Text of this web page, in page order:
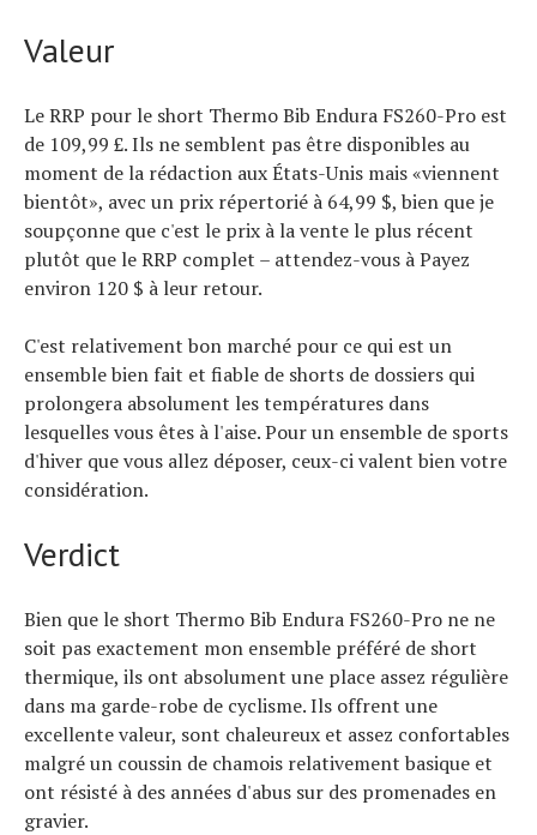
Valeur
Le RRP pour le short Thermo Bib Endura FS260-Pro est
de 109,99 £. Ils ne semblent pas être disponibles au
moment de la rédaction aux États-Unis mais «viennent
bientôt», avec un prix répertorié à 64,99 $, bien que je
soupçonne que c'est le prix à la vente le plus récent
plutôt que le RRP complet – attendez-vous à Payez
environ 120 $ à leur retour.
C'est relativement bon marché pour ce qui est un
ensemble bien fait et fiable de shorts de dossiers qui
prolongera absolument les températures dans
lesquelles vous êtes à l'aise. Pour un ensemble de sports
d'hiver que vous allez déposer, ceux-ci valent bien votre
considération.
Verdict
Bien que le short Thermo Bib Endura FS260-Pro ne ne
soit pas exactement mon ensemble préféré de short
thermique, ils ont absolument une place assez régulière
dans ma garde-robe de cyclisme. Ils offrent une
excellente valeur, sont chaleureux et assez confortables
malgré un coussin de chamois relativement basique et
ont résisté à des années d'abus sur des promenades en
gravier.